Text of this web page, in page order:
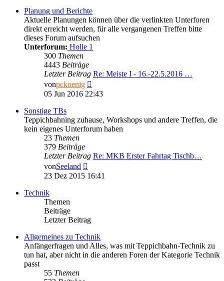
Planung und Berichte
Aktuelle Planungen können über die verlinkten Unterforen
direkt erreicht werden, für alle vergangenen Treffen bitte
dieses Forum aufsuchen
Unterforum: Holle 1
300 Themen
4443 Beiträge
Letzter Beitrag Re: Meiste I - 16.-22.5.2016 …
vonpckoenig
Beitrag
05 Jun 2016 22:43
Sonstige TBs
Teppichbahning zuhause, Workshops und andere Treffen, die
kein eigenes Unterforum haben
23 Themen
379 Beiträge
Letzter Beitrag Re: MKB Erster Fahrtag Tischb…
vonSeeland
Beitrag
23 Dez 2015 16:41
Technik
Themen
Beiträge
Letzter Beitrag
Allgemeines zu Technik
Anfängerfragen und Alles, was mit Teppichbahn-Technik zu
tun hat, aber nicht in die anderen Foren der Kategorie Technik
passt
55 Themen